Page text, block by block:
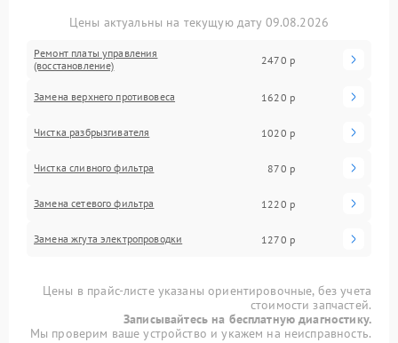
Цены актуальны на текущую дату 09.08.2026
Ремонт платы управления
(восстановление)
2470 р
Замена верхнего противовеса 1620 р
Чистка разбрызгивателя 1020 р
Чистка сливного фильтра 870 р
Замена сетевого фильтра 1220 р
Замена жгута электропроводки 1270 р
Цены в прайс-листе указаны ориентировочные, без учета
стоимости запчастей.
Записывайтесь на бесплатную диагностику.
Мы проверим ваше устройство и укажем на неисправность.